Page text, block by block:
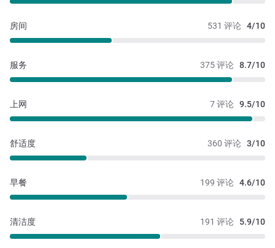
531 评论 4/10
房间
375 评论 8.7/10
服务
7 评论 9.5/10
上网
360 评论 3/10
舒适度
199 评论 4.6/10
早餐
191 评论 5.9/10
清洁度